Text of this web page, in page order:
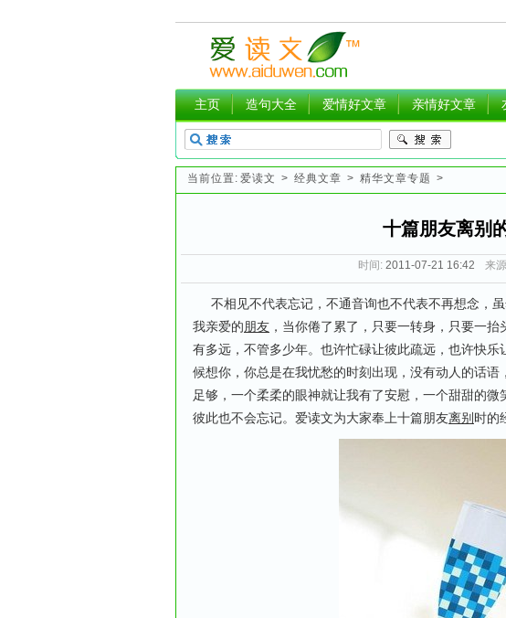
主页 造句大全 爱情好文章 亲情好文章
当前位置: 爱读文 > 经典文章 > 精华文章专题 >
十篇朋友离别
时间: 2011-07-21 16:42 来
不相见不代表忘记，不通音询也不代表不再想念，
我亲爱的朋友 ，当你倦了累了，只要一转身，只要一
有多远，不管多少年。也许忙碌让彼此疏远，也许快乐
候想你，你总是在我忧愁的时刻出现，没有动人的话
足够，一个柔柔的眼神就让我有了安慰，一个甜甜的
彼此也不会忘记。爱读文为大家奉上十篇朋友离别 时的